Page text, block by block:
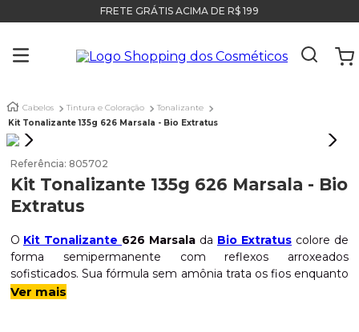
FRETE GRÁTIS ACIMA DE R$ 199
Cabelos Tintura e Coloração
Tonalizante
Kit Tonalizante 135g 626 Marsala - Bio Extratus
Referência: 805702
Kit Tonalizante 135g 626 Marsala - Bio
Extratus
O Kit Tonalizante 626 Marsala da Bio Extratus colore de
forma semipermanente com reflexos arroxeados
sofisticados. Sua fórmula sem amônia trata os fios enquanto
pigmenta, garantindo brilho intenso e saúde capilar.
Ver mais